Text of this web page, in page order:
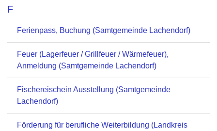
F
Ferienpass, Buchung (Samtgemeinde Lachendorf)
Feuer (Lagerfeuer / Grillfeuer / Wärmefeuer),
Anmeldung (Samtgemeinde Lachendorf)
Fischereischein Ausstellung (Samtgemeinde
Lachendorf)
Förderung für berufliche Weiterbildung (Landkreis